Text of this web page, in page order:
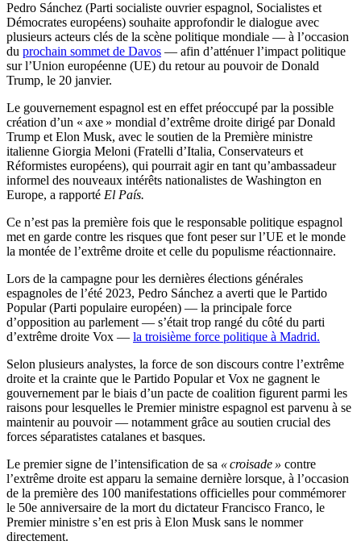
Pedro Sánchez (Parti socialiste ouvrier espagnol, Socialistes et
Démocrates européens) souhaite approfondir le dialogue avec
plusieurs acteurs clés de la scène politique mondiale — à l’occasion
du prochain sommet de Davos — afin d’atténuer l’impact politique
sur l’Union européenne (UE) du retour au pouvoir de Donald
Trump, le 20 janvier.
Le gouvernement espagnol est en effet préoccupé par la possible
création d’un « axe » mondial d’extrême droite dirigé par Donald
Trump et Elon Musk, avec le soutien de la Première ministre
italienne Giorgia Meloni (Fratelli d’Italia, Conservateurs et
Réformistes européens), qui pourrait agir en tant qu’ambassadeur
informel des nouveaux intérêts nationalistes de Washington en
Europe, a rapporté El País.
Ce n’est pas la première fois que le responsable politique espagnol
met en garde contre les risques que font peser sur l’UE et le monde
la montée de l’extrême droite et celle du populisme réactionnaire.
Lors de la campagne pour les dernières élections générales
espagnoles de l’été 2023, Pedro Sánchez a averti que le Partido
Popular (Parti populaire européen) — la principale force
d’opposition au parlement — s’était trop rangé du côté du parti
d’extrême droite Vox — la troisième force politique à Madrid.
Selon plusieurs analystes, la force de son discours contre l’extrême
droite et la crainte que le Partido Popular et Vox ne gagnent le
gouvernement par le biais d’un pacte de coalition figurent parmi les
raisons pour lesquelles le Premier ministre espagnol est parvenu à se
maintenir au pouvoir — notamment grâce au soutien crucial des
forces séparatistes catalanes et basques.
Le premier signe de l’intensification de sa « croisade » contre
l’extrême droite est apparu la semaine dernière lorsque, à l’occasion
de la première des 100 manifestations officielles pour commémorer
le 50e anniversaire de la mort du dictateur Francisco Franco, le
Premier ministre s’en est pris à Elon Musk sans le nommer
directement.